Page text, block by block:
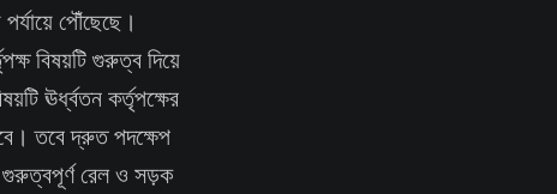
পৌঁছেছে।
বিষয়টি গুরুত্ব দিয়ে
ঊর্ধ্বতন কর্তৃপক্ষের
তবে দ্রুত পদক্ষেপ
গুরুত্বপূর্ণ রেল ও সড়ক